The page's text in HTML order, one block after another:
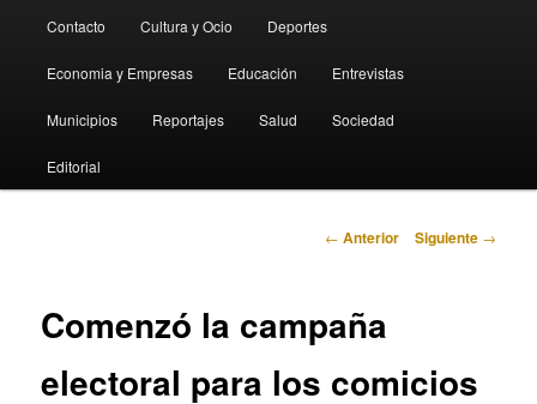
Contacto Cultura y Ocio Deportes
Economia y Empresas Educación Entrevistas
Municipios Reportajes Salud Sociedad
Editorial
Navegación
← Anterior Siguiente →
Comenzó la campaña
electoral para los comicios